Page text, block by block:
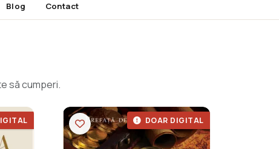
Blog Contact
să cumperi.
DOAR DIGITAL